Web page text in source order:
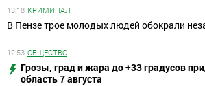
13:18 КРИМИНАЛ
В Пензе трое молодых людей обокрали
12:53 ОБЩЕСТВО
Грозы, град и жара до +33 градусов
область 7 августа